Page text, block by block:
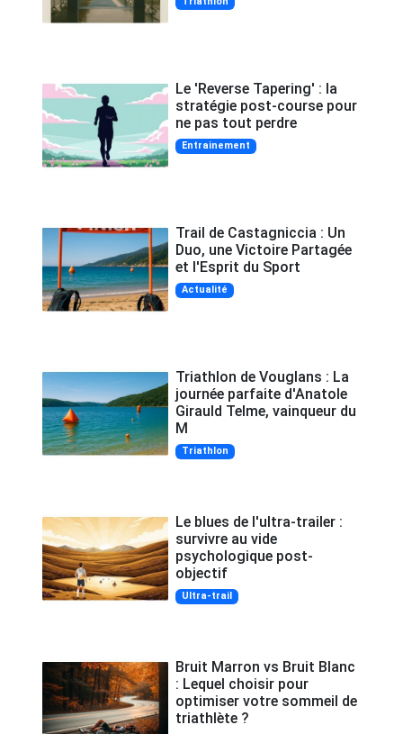
Le 'Reverse Tapering' : la
stratégie post-course pour
ne pas tout perdre
Entrainement
Trail de Castagniccia : Un
Duo, une Victoire Partagée
et l'Esprit du Sport
Actualité
Triathlon de Vouglans : La
journée parfaite d'Anatole
Girauld Telme, vainqueur du
M
Triathlon
Le blues de l'ultra-trailer :
survivre au vide
psychologique post-
objectif
Ultra-trail
Bruit Marron vs Bruit Blanc
: Lequel choisir pour
optimiser votre sommeil de
triathlète ?